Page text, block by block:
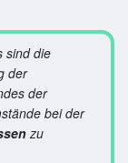
sind die
der
der
bei der
zu